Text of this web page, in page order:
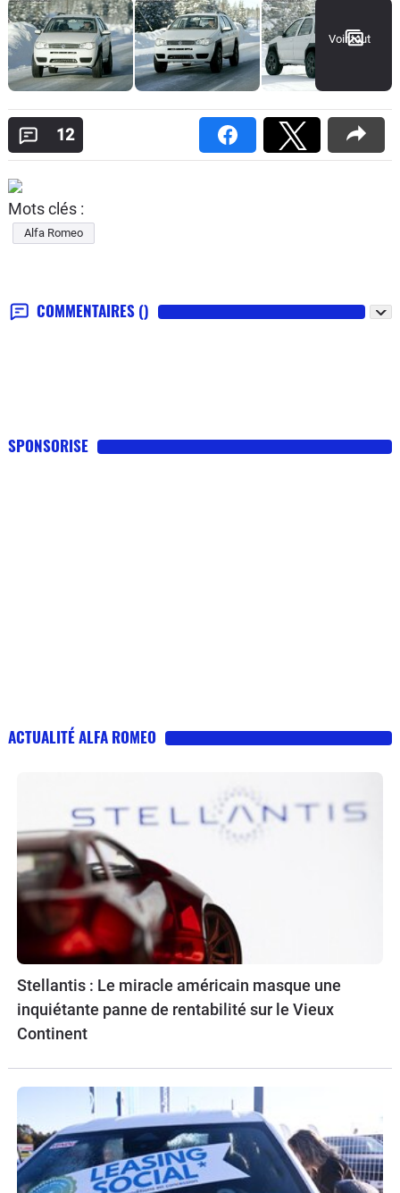
Voir tout
12
Mots clés :
Alfa Romeo
COMMENTAIRES ()
SPONSORISE
ACTUALITÉ ALFA ROMEO
Stellantis : Le miracle américain masque une
inquiétante panne de rentabilité sur le Vieux
Continent